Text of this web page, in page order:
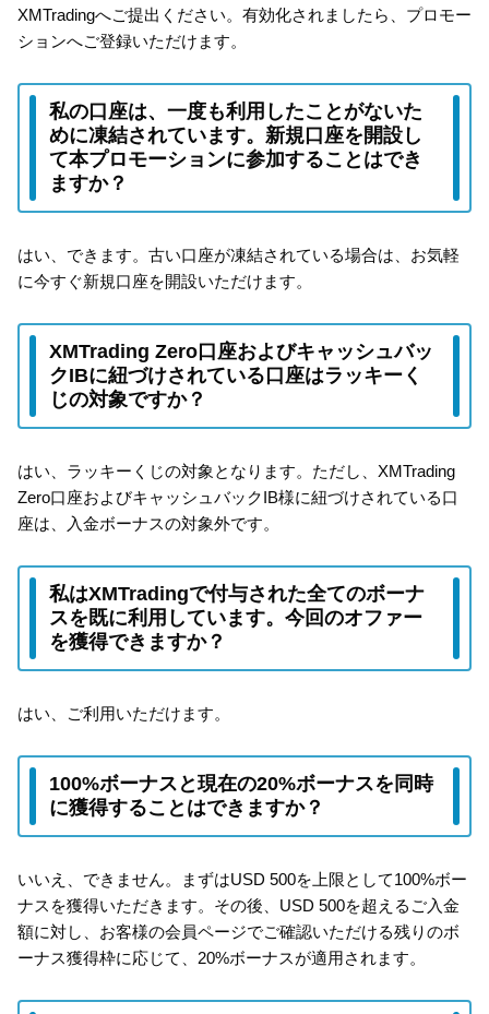
XMTradingへご提出ください。有効化されましたら、プロモー
ションへご登録いただけます。
私の口座は、一度も利用したことがないた
めに凍結されています。新規口座を開設し
て本プロモーションに参加することはでき
ますか？
はい、できます。古い口座が凍結されている場合は、お気軽
に今すぐ新規口座を開設いただけます。
XMTrading Zero口座およびキャッシュバッ
クIBに紐づけされている口座はラッキーく
じの対象ですか？
はい、ラッキーくじの対象となります。ただし、XMTrading
Zero口座およびキャッシュバックIB様に紐づけされている口
座は、入金ボーナスの対象外です。
私はXMTradingで付与された全てのボーナ
スを既に利用しています。今回のオファー
を獲得できますか？
はい、ご利用いただけます。
100%ボーナスと現在の20%ボーナスを同時
に獲得することはできますか？
いいえ、できません。まずはUSD 500を上限として100%ボー
ナスを獲得いただきます。その後、USD 500を超えるご入金
額に対し、お客様の会員ページでご確認いただける残りのボ
ーナス獲得枠に応じて、20%ボーナスが適用されます。